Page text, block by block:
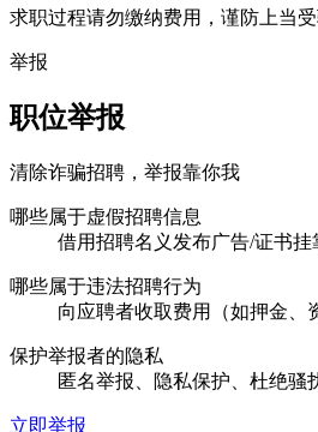
求职过程请勿缴纳费用，谨防上当受
举报
职位举报
清除诈骗招聘，举报靠你我
哪些属于虚假招聘信息
借用招聘名义发布广告/证书挂
哪些属于违法招聘行为
向应聘者收取费用（如押金、
保护举报者的隐私
匿名举报、隐私保护、杜绝骚
立即举报